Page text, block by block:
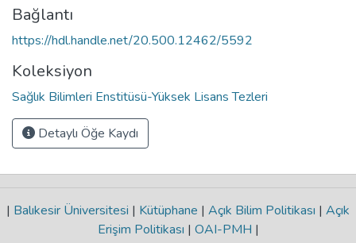
Bağlantı
https://hdl.handle.net/20.500.12462/5592
Koleksiyon
Sağlık Bilimleri Enstitüsü-Yüksek Lisans Tezleri
Detaylı Öğe Kaydı
| Balıkesir Üniversitesi | Kütüphane | Açık Bilim Politikası | Açık
Erişim Politikası | OAI-PMH |